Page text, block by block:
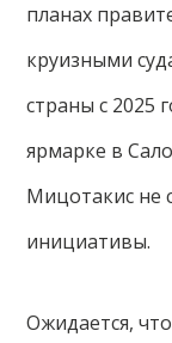
планах
круизными
страны с 2025
ярмарке в
Мицотакис не
инициативы.
Ожидается,